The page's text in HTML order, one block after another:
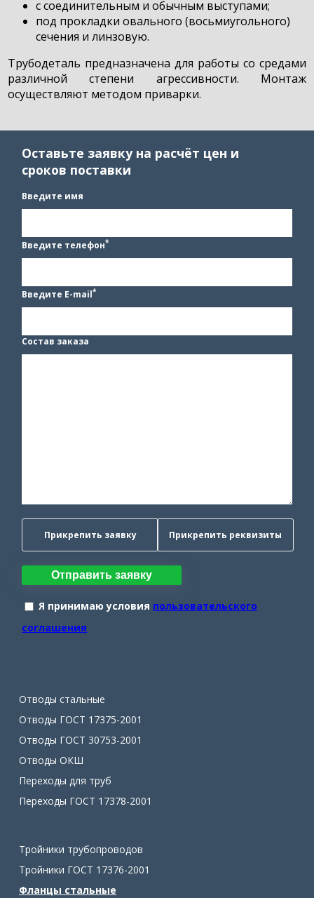
с соединительным и обычным выступами;
под прокладки овального (восьмиугольного)
сечения и линзовую.
Трубодеталь предназначена для работы со средами
различной степени агрессивности. Монтаж
осуществляют методом приварки.
Оставьте заявку на расчёт цен и
сроков поставки
Введите имя
Введите телефон*
Введите E-mail*
Состав заказа
Прикрепить заявку Прикрепить реквизиты
Отправить заявку
Я принимаю условия пользовательского
соглашения
Отводы стальные
Отводы ГОСТ 17375-2001
Отводы ГОСТ 30753-2001
Отводы ОКШ
Переходы для труб
Переходы ГОСТ 17378-2001
Тройники трубопроводов
Тройники ГОСТ 17376-2001
Фланцы стальные